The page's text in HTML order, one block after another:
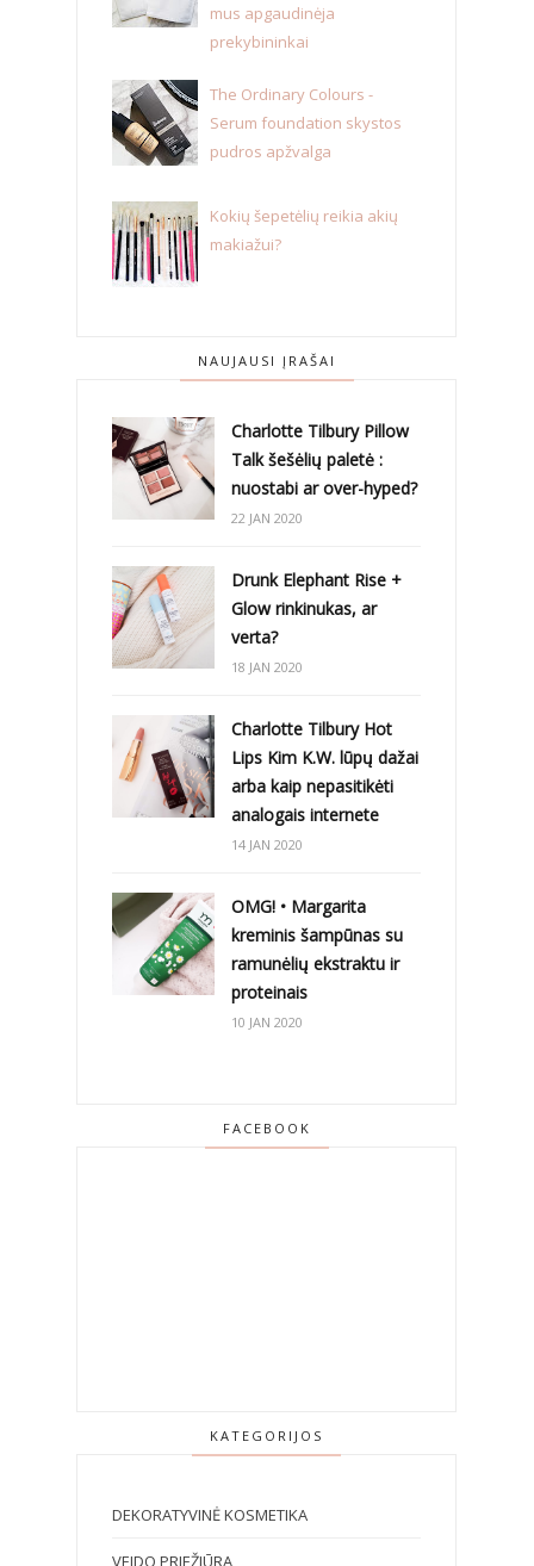
mus apgaudinėja
prekybininkai
The Ordinary Colours -
Serum foundation skystos
pudros apžvalga
Kokių šepetėlių reikia akių
makiažui?
NAUJAUSI ĮRAŠAI
Charlotte Tilbury Pillow
Talk šešėlių paletė :
nuostabi ar over-hyped?
22 JAN 2020
Drunk Elephant Rise +
Glow rinkinukas, ar
verta?
18 JAN 2020
Charlotte Tilbury Hot
Lips Kim K.W. lūpų dažai
arba kaip nepasitikėti
analogais internete
14 JAN 2020
OMG! • Margarita
kreminis šampūnas su
ramunėlių ekstraktu ir
proteinais
10 JAN 2020
FACEBOOK
KATEGORIJOS
DEKORATYVINĖ KOSMETIKA
VEIDO PRIEŽIŪRA